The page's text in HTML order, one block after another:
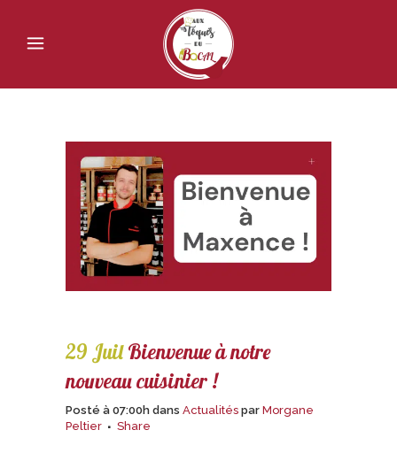
29 JuilBienvenue à notre
nouveau cuisinier !
Posté à 07:00h dans Actualités par Morgane
Peltier
Share